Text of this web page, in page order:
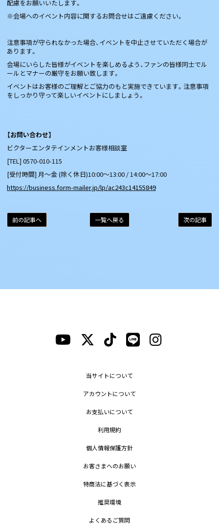
配慮をお願いいたします。
※会場へのイベント内容に関するお問合せはご遠慮ください。
注意事項が守られなかった場合、イベントを中止させていただく場合が
あります。
会場にいらした皆様がイベントを楽しめるよう、ファンの皆様同士でル
ールとマナーの厳守をお願い致します。
イベントはお客様のご理解とご協力のもと実施できています。注意事項
をしっかり守って楽しいイベントにしましょう。
【お問い合わせ】
ビクターエンタテインメントお客様相談室
[TEL] 0570-010-115
[受付時間] 月～金 (除く休日)10:00～13:00 / 14:00～17:00
https://business.form-mailer.jp/lp/ac243c14155849
次の記事
一覧へ戻る
前の記事へ
当サイトについて
アカウントについて
お支払いについて
利用規約
個人情報保護方針
お客さまへのお願い
特商法に基づく表示
推奨環境
よくあるご質問